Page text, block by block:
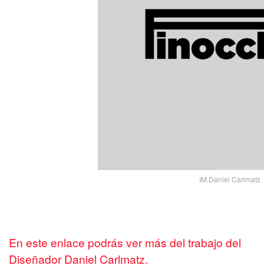
IM.Daniel Carlmatz
En este enlace podrás ver más del trabajo del
Diseñador Daniel Carlmatz.